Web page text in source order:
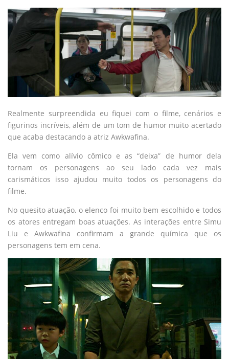
Realmente surpreendida eu fiquei com o filme, cenários e
figurinos incríveis, além de um tom de humor muito acertado
que acaba destacando a atriz Awkwafina.
Ela vem como alívio cômico e as “deixa” de humor dela
tornam os personagens ao seu lado cada vez mais
carismáticos isso ajudou muito todos os personagens do
filme.
No quesito atuação, o elenco foi muito bem escolhido e todos
os atores entregam boas atuações. As interações entre Simu
Liu e Awkwafina confirmam a grande química que os
personagens tem em cena.